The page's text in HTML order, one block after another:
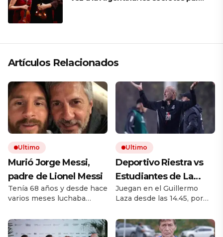
Artículos Relacionados
Ultimo
Murió Jorge Messi,
padre de Lionel Messi
Tenía 68 años y desde hace
varios meses luchaba
Padre, representante y
administrador, fue una
Ultimo
Deportivo Riestra vs
Estudiantes de La
Plata, por el Torneo
Clausura EN VIVO: a
qué hora juegan,
formaciones y cómo
Juegan en el Guillermo
Laza desde las 14.45, por
Duró busca recuperarse de
dos derrotas al hilo. El